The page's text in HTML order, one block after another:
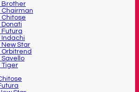
Brother
Chairman
Chitose
Donati
Futura
Indachi
New Star
Orbitrend
Savello
Tiger